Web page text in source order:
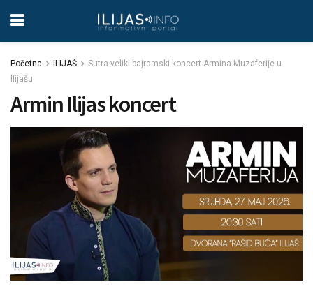
Početna ILIJAŠ
Sutra veliki bajramski koncert Armina Muzaferije u
Ilijašu
Armin Ilijas koncert